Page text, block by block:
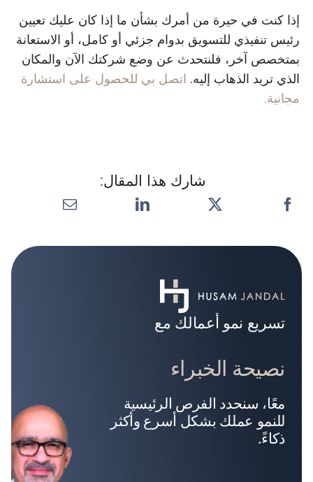
إذا كنت في حيرة من أمرك بشأن ما إذا كان عليك تعيين
رئيس تنفيذي للتسويق بدوام جزئي أو كامل، أو الاستعانة
بمتخصص آخر، فلنتحدث عن وضع شركتك الآن والمكان
الذي تريد الذهاب إليه. اتصل بي للحصول على استشارة
مجانية.
شارك هذا المقال:
تسريع نمو أعمالك مع
نصيحة الخبراء
معًا، سنحدد الفرص الرئيسية
للنمو عملك بشكل أسرع وأكثر
ذكاءً.